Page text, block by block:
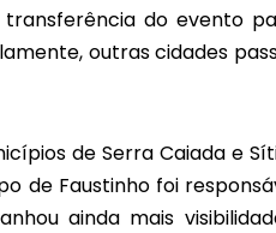
do evento
outras cidades
de Serra Caiada e
de Faustinho foi
ainda mais